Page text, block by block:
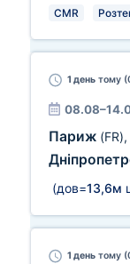
CMR
1 день тому
Париж (FR),
(дов=13,6м
1 день тому